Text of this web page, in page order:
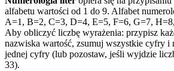
alfabetu wartości od 1 do 9. Alfabet
A=1, B=2, C=3, D=4, E=5, F=6, G=7,
Aby obliczyć liczbę wyrażenia: przypisz
nazwiska wartość, zsumuj wszystkie cyfry
jednej cyfry (lub pozostaw, jeśli wyjdzie
33).